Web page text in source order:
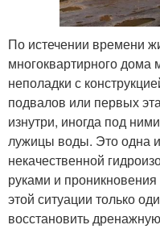
По истечении времени
многоквартирного дома
неполадки с
подвалов или первых
изнутри, иногда под
лужицы воды. Это одна
некачественной
руками и
этой ситуации только
восстановить